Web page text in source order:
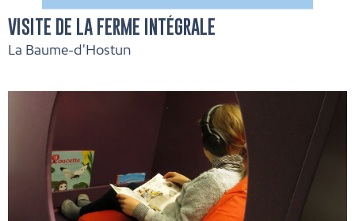
VISITE DE LA FERME INTÉGRALE
La Baume-d'Hostun